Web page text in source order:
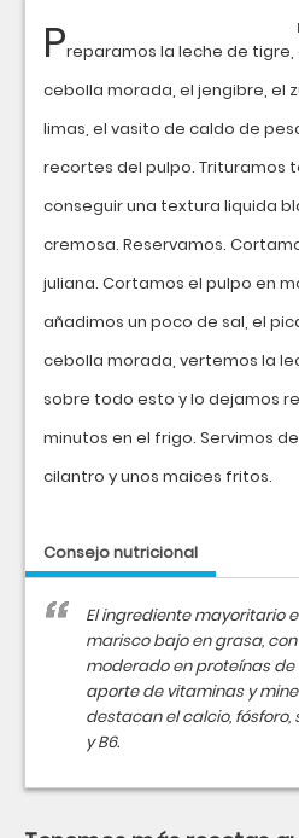
Preparamos la leche de
cebolla morada, el jengibre, el
limas, el vasito de caldo de
recortes del pulpo. Trituramos
conseguir una textura liquida
cremosa. Reservamos.
juliana. Cortamos el pulpo en
añadimos un poco de sal, el
cebolla morada, vertemos la
sobre todo esto y lo dejamos
minutos en el frigo. Servimos
cilantro y unos maices fritos.
Consejo nutricional
El ingrediente mayoritario
marisco bajo en grasa,
moderado en proteínas
aporte de vitaminas y
destacan el calcio, fósforo,
y B6.